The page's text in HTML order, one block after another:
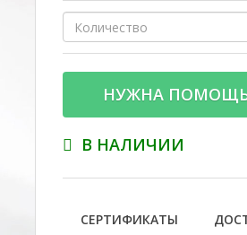
НУЖНА
В НАЛИЧИИ
СЕРТИФИКАТЫ